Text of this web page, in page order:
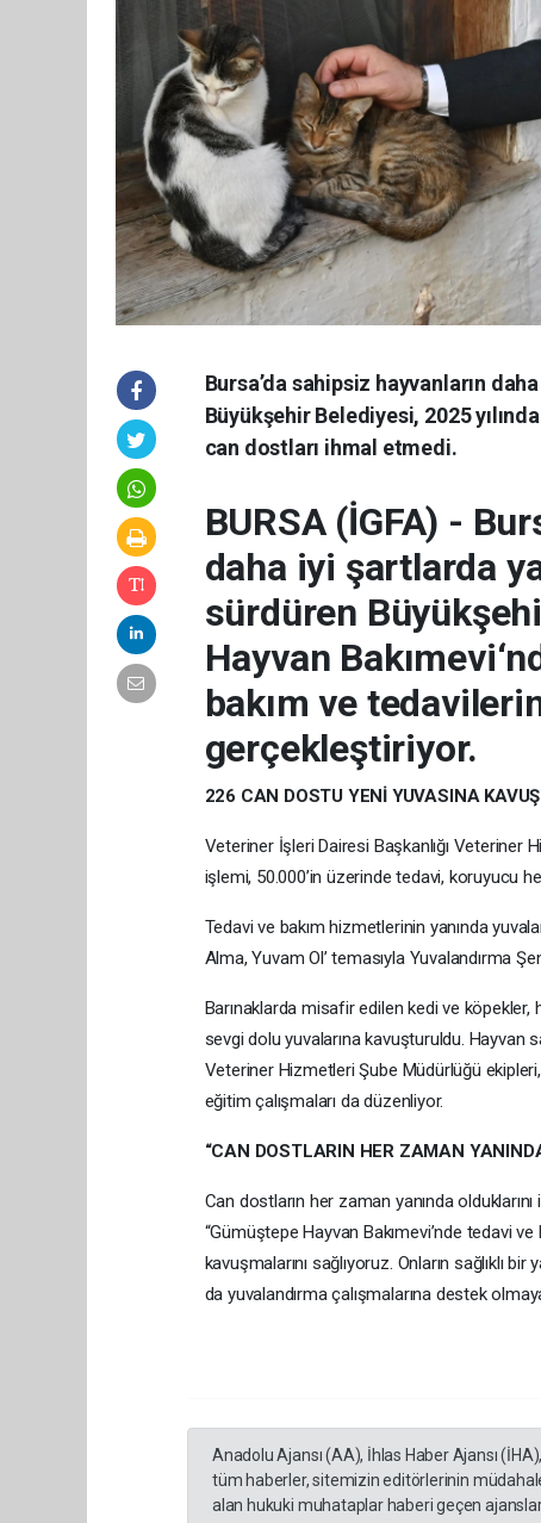
Bursa’da sahipsiz hayvanların
Büyükşehir Belediyesi, 2025
can dostları ihmal etmedi.
BURSA (İGFA) -
daha iyi şartlarda
sürdüren
Hayvan
bakım ve
gerçekleştiriyor.
226 CAN DOSTU YENİ YUVASINA
Veteriner İşleri Dairesi Başkanlığı Veteriner
işlemi, 50.000’in üzerinde tedavi, koruyucu
Tedavi ve bakım hizmetlerinin yanında
Alma, Yuvam Ol’ temasıyla Yuvalandırma
Barınaklarda misafir edilen kedi ve
sevgi dolu yuvalarına kavuşturuldu. Hayvan
Veteriner Hizmetleri Şube Müdürlüğü
eğitim çalışmaları da düzenliyor.
“CAN DOSTLARIN HER ZAMAN
Can dostların her zaman yanında
“Gümüştepe Hayvan Bakımevi’nde tedavi
kavuşmalarını sağlıyoruz. Onların sağlıklı
da yuvalandırma çalışmalarına destek
Anadolu Ajansı (AA), İhlas Haber Ajansı
tüm haberler, sitemizin editörlerinin
alan hukuki muhataplar haberi geçen